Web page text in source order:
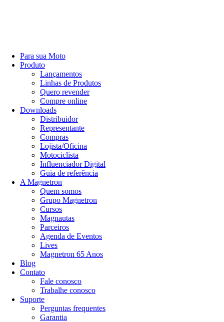
Para sua Moto
Produto
Lançamentos
Linhas de Produtos
Quero revender
Compre online
Downloads
Distribuidor
Representante
Compras
Lojista/Oficina
Motociclista
Influenciador Digital
Guia de referência
A Magnetron
Quem somos
Grupo Magnetron
Cursos
Magnautas
Parceiros
Agenda de Eventos
Lives
Magnetron 65 Anos
Blog
Contato
Fale conosco
Trabalhe conosco
Suporte
Perguntas frequentes
Garantia